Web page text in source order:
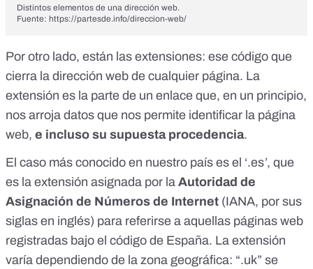
Distintos elementos de una dirección web.
Fuente: https://partesde.info/direccion-web/
Por otro lado, están las extensiones: ese código que
cierra la dirección web de cualquier página. La
extensión es la parte de un enlace que, en un principio,
nos arroja datos que nos permite identificar la página
web, e incluso su supuesta procedencia.
El caso más conocido en nuestro país es el ‘.es’, que
es la extensión asignada por la Autoridad de
Asignación de Números de Internet (IANA, por sus
siglas en inglés) para referirse a aquellas páginas web
registradas bajo el código de España. La extensión
varía dependiendo de la zona geográfica: “.uk” se